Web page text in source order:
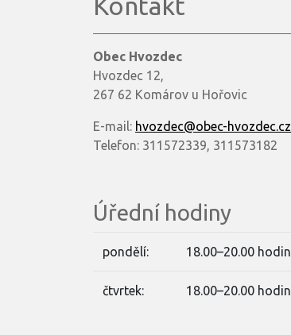
Obec Hvozdec
Hvozdec 12,
267 62 Komárov u Hořovic
E-mail: hvozdec@obec-hvozdec.cz
Telefon: 311572339, 311573182
Úřední hodiny
pondělí: 18.00–20.00 hodin
čtvrtek: 18.00–20.00 hodin